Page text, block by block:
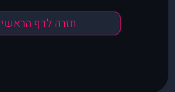
חזרה לדף הראשי